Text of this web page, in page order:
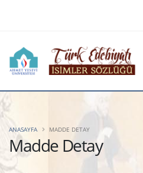
Madde Detay
ANASAYFA MADDE DETAY